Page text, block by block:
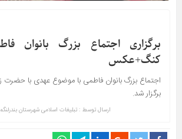
برگزاری اجتماع بزرگ بانوان
کنگ+عکس
اجتماع بزرگ بانوان فاطمی با موضوع عهدی با حضرت
برگزار شد.
ارسال توسط : تبلیغات اسلامی شهرستان بندرلنگه